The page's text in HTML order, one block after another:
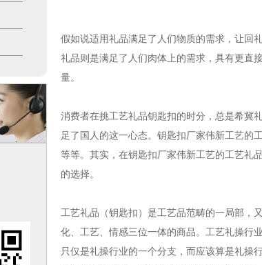
假如说适用礼品满足了人们物质的需求，让回
礼品则是满足了人们肉体上的需求，具有更直
量。
消费者在挑工艺礼品钥匙扣的时分，总是希冀
足了国人的这一心态。 钥匙扣厂家伟新工艺的
等等。其实，在钥匙扣厂家伟新工艺的工艺礼
的选择。
工艺礼品（钥匙扣）是工艺品范畴的一局部，
化、工艺、情感三位一体的商品。工艺礼操行
只仅是礼操行业的一个分支，而应该算是礼操